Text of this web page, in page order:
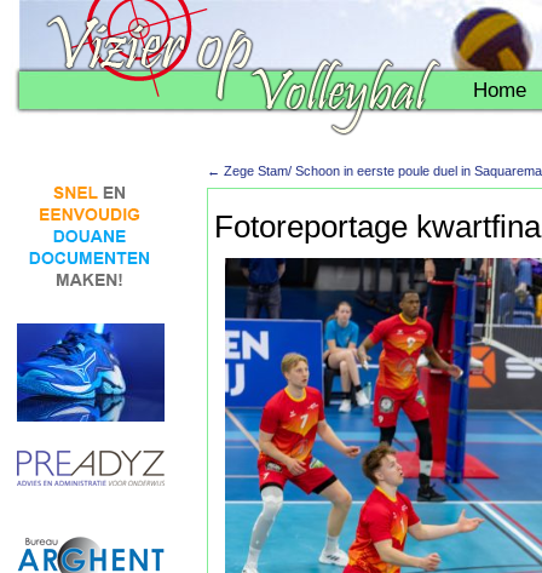
Home
← Zege Stam/ Schoon in eerste poule duel in Saquarema
Fotoreportage